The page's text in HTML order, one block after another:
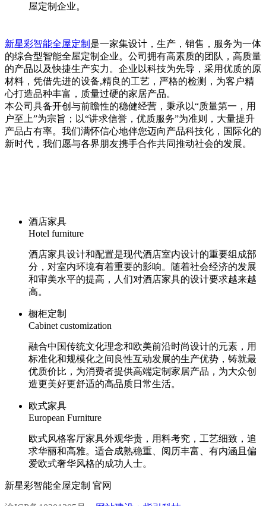
屋定制企业。
新星彩智能全屋定制 是一家集设计，生产，销售，服务为一体
的综合型智能全屋定制企业。公司拥有高素质的团队，高质量
的产品以及快捷生产实力。企业以科技为先导， 采用优质的原
材料， 凭借先进的设备,精良的工艺，严格的检测，为客户精
心打造品种丰富，质量过硬的家居产品。
本公司具备开创与前瞻性的稳健经营，秉承以“质量第一，用
户至上”为宗旨；以“讲求信誉，优质服务”为准则，大量提升
产品占有率。我们满怀信心地伴您迈向产品科技化，国际化的
新时代，我们愿与各界朋友携手合作共同推动社会的发展。
酒店家具
Hotel furniture
酒店家具设计和配置是现代酒店室内设计的重要组成部
分，对室内环境有着重要的影响。随着社会经济的发展
和审美水平的提高，人们对酒店家具的设计要求越来越
高。
橱柜定制
Cabinet customization
融合中国传统文化理念和欧美前沿时尚设计的元素，用
标准化和规模化之间良性互动发展的生产优势，铸就最
优质价比，为消费者提供高端定制家居产品，为大众创
造更美好更舒适的高品质日常生活。
欧式家具
European Furniture
欧式风格客厅家具外观华贵，用料考究，工艺细致，追
求华丽和高雅。适合成熟稳重、阅历丰富、有内涵且偏
爱欧式奢华风格的成功人士。
新星彩智能全屋定制 官网